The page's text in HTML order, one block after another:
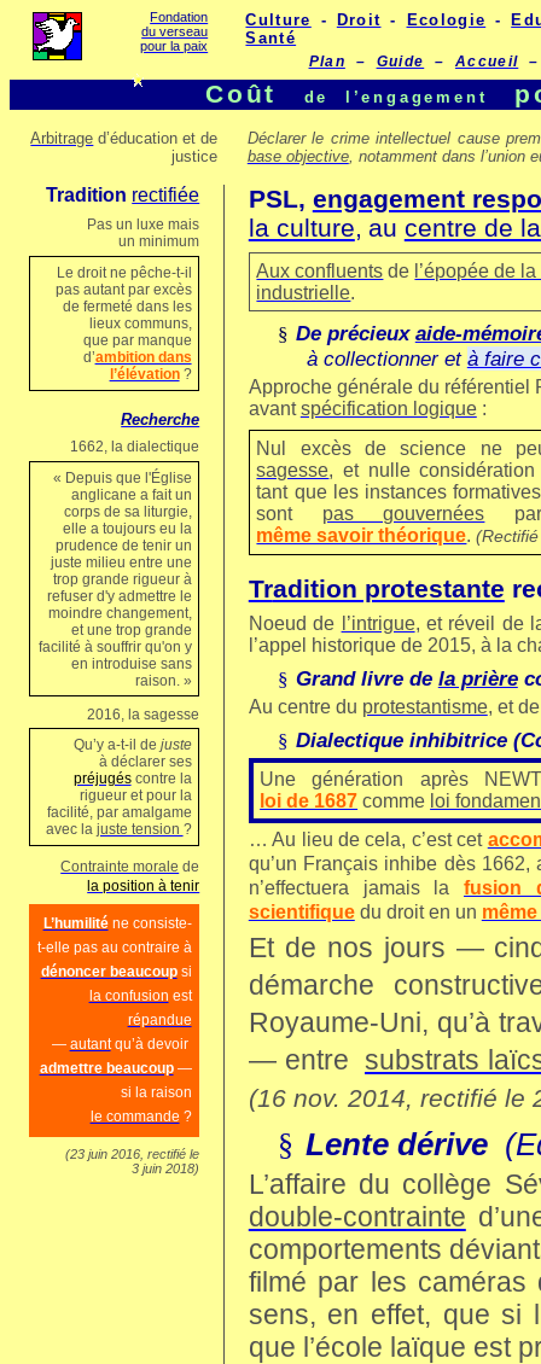
Fondation
du verseau
pour la paix
Culture - Droit - Ecologie -
Santé
Plan – Guide – Accueil –
Coût de l’engagement
Arbitrage d’éducation et de
justice
Déclarer le crime intellectuel cause
base objective, notamment dans l’union
Tradition rectifiée
Pas un luxe mais
un minimum
Le droit ne pêche-t-il
pas autant par excès
de fermeté dans les
lieux communs,
que par manque
d’ambition dans
l’élévation?
Recherche
1662, la dialectique
« Depuis que l'Église
anglicane a fait un
corps de sa liturgie,
elle a toujours eu la
prudence de tenir un
juste milieu entre une
trop grande rigueur à
refuser d'y admettre le
moindre changement,
et une trop grande
facilité à souffrir qu'on y
en introduise sans
raison. »
2016, la sagesse
Qu’y a-t-il de juste
à déclarer ses
préjugéscontre la
rigueur et pour la
facilité, par amalgame
avec la juste tension ?
Contrainte morale de
la position à tenir
L’humiliténe consiste-
t-elle pas au contraire à
dénoncer beaucoup si
la confusion est
répandue
— autantqu’à devoir
admettre beaucoup—
si la raison
le commande ?
(23 juin 2016, rectifié le
3 juin 2018)
PSL, engagement
la culture, au centre de
Aux confluents de l’épopée de
industrielle.
§ De précieux aide-
à collectionner et à faire
Approche générale du référentiel
avantspécification logique:
Nul excès de science ne
sagesse, et nulle
tant que les instances
sont pas gouvernées
même savoir théorique.
Tradition protestante
Noeud de l’intrigue, et réveil de
l’appel historique de 2015, à la
§ Grand livre de la prière
Au centre du protestantisme, et de
§ Dialectique inhibitrice
Une génération après
loi de 1687 comme loi
… Au lieu de cela, c’est cet
qu’un Français inhibe dès
n’effectuera jamais lafusion
scientifique du droit en un
Et de nos jours —
démarche
Royaume-Uni, qu’à
— entre substrats
(16 nov. 2014, rectifié le
§ Lente dérive
L’affaire du collège
double-contrainte
comportements
filmé par les caméras
sens, en effet, que si
que l’école laïque est